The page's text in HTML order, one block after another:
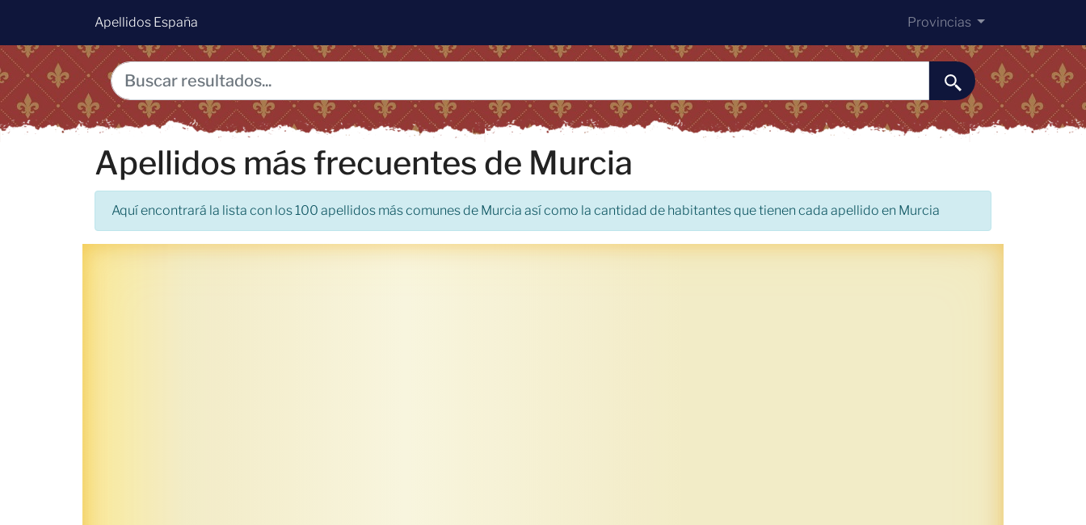
Apellidos España Provincias
Apellidos más frecuentes de Murcia
Aquí encontrará la lista con los 100 apellidos más comunes de Murcia así como la cantidad de habitantes que tienen cada apellido en Murcia